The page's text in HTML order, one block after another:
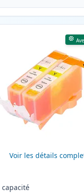
Voir les détails
capacité